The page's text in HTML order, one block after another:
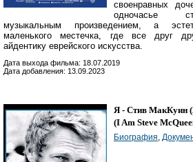
своенравных
одночасье
музыкальным произведением, а
маленького местечка, где все друг
айдентику еврейского искусства.
Дата выхода фильма: 18.07.2019
Дата добавления: 13.09.2023
Я - Стив МакКуин
(I Am Steve
Биография